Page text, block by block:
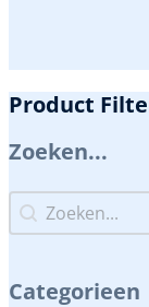
Product
Zoeken...
Zoeken...
Zoeken...
Categorieen